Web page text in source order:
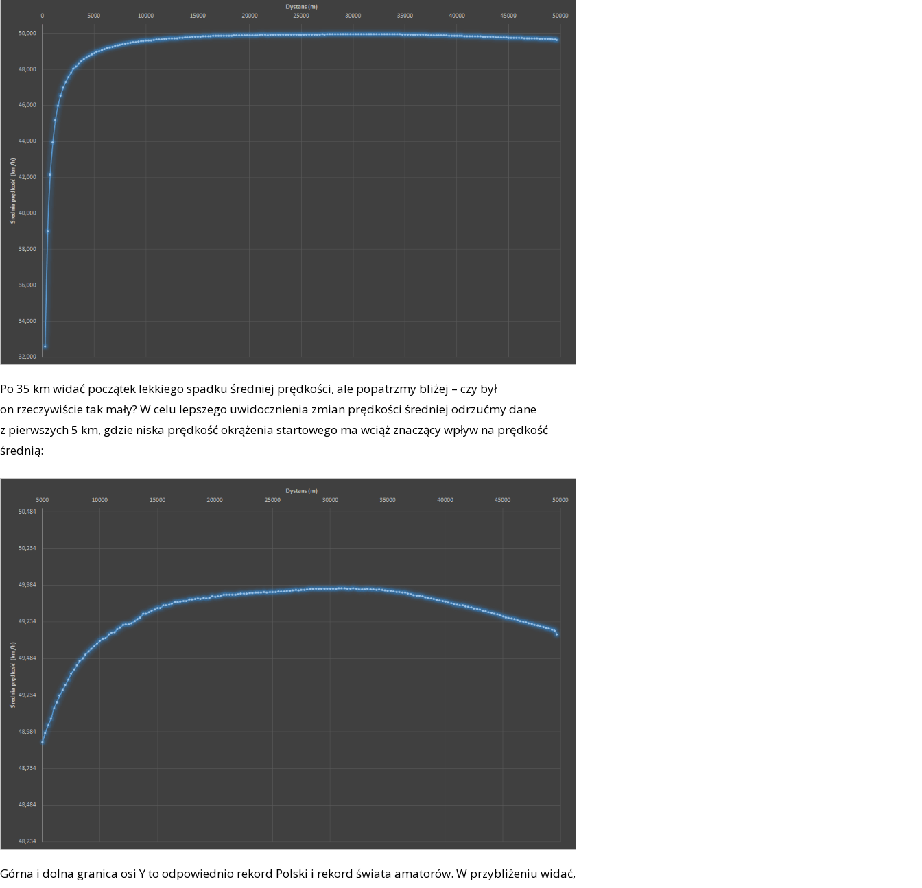
Po 35 km widać początek lekkiego spadku średniej prędkości, ale popatrzmy bliżej – czy był
on rzeczywiście tak mały? W celu lepszego uwidocznienia zmian prędkości średniej odrzućmy dane
z pierwszych 5 km, gdzie niska prędkość okrążenia startowego ma wciąż znaczący wpływ na prędkość
średnią:
Górna i dolna granica osi Y to odpowiednio rekord Polski i rekord świata amatorów. W przybliżeniu widać,